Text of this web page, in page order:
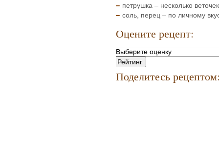
петрушка – несколько веточек
соль, перец – по личному
Оцените рецепт:
Поделитесь